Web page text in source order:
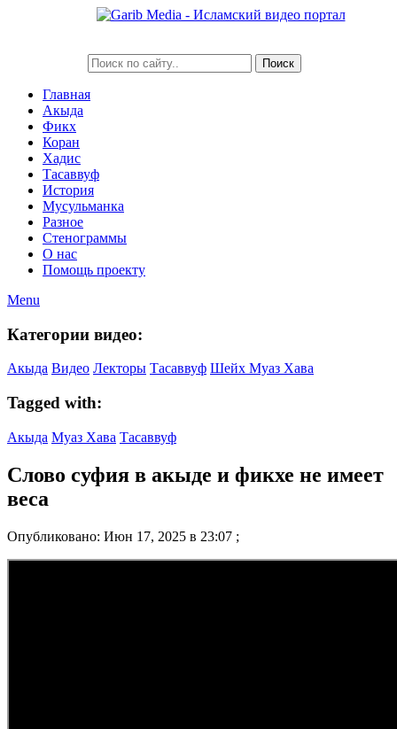
Главная
Акыда
Фикх
Коран
Хадис
Тасаввуф
История
Мусульманка
Разное
Стенограммы
О нас
Помощь проекту
Menu
Категории видео:
Акыда Видео Лекторы Тасаввуф Шейх Муаз Хава
Tagged with:
Акыда Муаз Хава Тасаввуф
Слово суфия в акыде и фикхе не имеет
веса
Опубликовано: Июн 17, 2025 в 23:07 ;